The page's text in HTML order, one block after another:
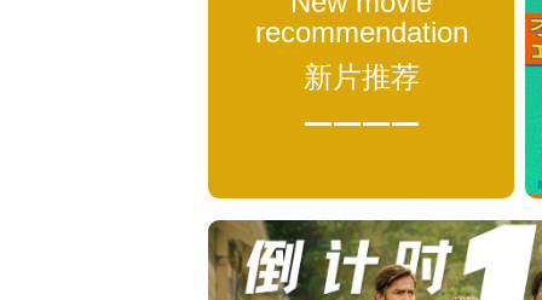
recommendation
新片推荐
————